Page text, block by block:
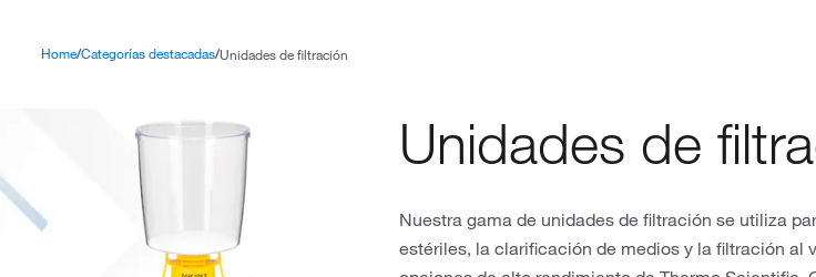
Home Categorías destacadas Unidades de filtración
Unidades de
Nuestra gama de unidades de filtración se utiliza
estériles, la clarificación de medios y la filtración al